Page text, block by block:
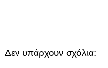
Δεν υπάρχουν σχόλια: